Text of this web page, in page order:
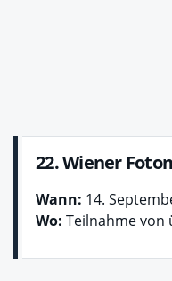
22. Wiener
Wann: 14.
Wo: Teilnahme von